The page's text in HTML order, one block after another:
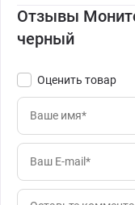
Отзывы
черный
Оценить товар